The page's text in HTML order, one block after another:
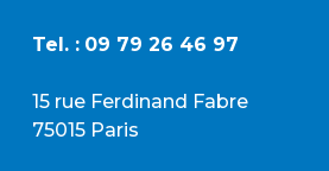
Tel. : 09 79 26 46 97
15 rue Ferdinand Fabre
75015 Paris